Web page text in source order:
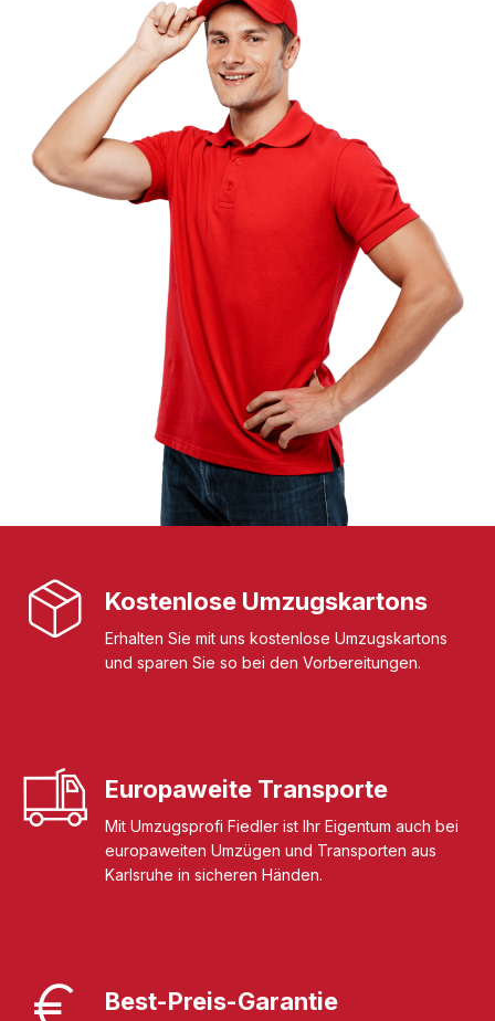
Kostenlose Umzugskartons
Erhalten Sie mit uns kostenlose Umzugskartons
und sparen Sie so bei den Vorbereitungen.
Europaweite Transporte
Mit Umzugsprofi Fiedler ist Ihr Eigentum auch bei
europaweiten Umzügen und Transporten aus
Karlsruhe in sicheren Händen.
Best-Preis-Garantie